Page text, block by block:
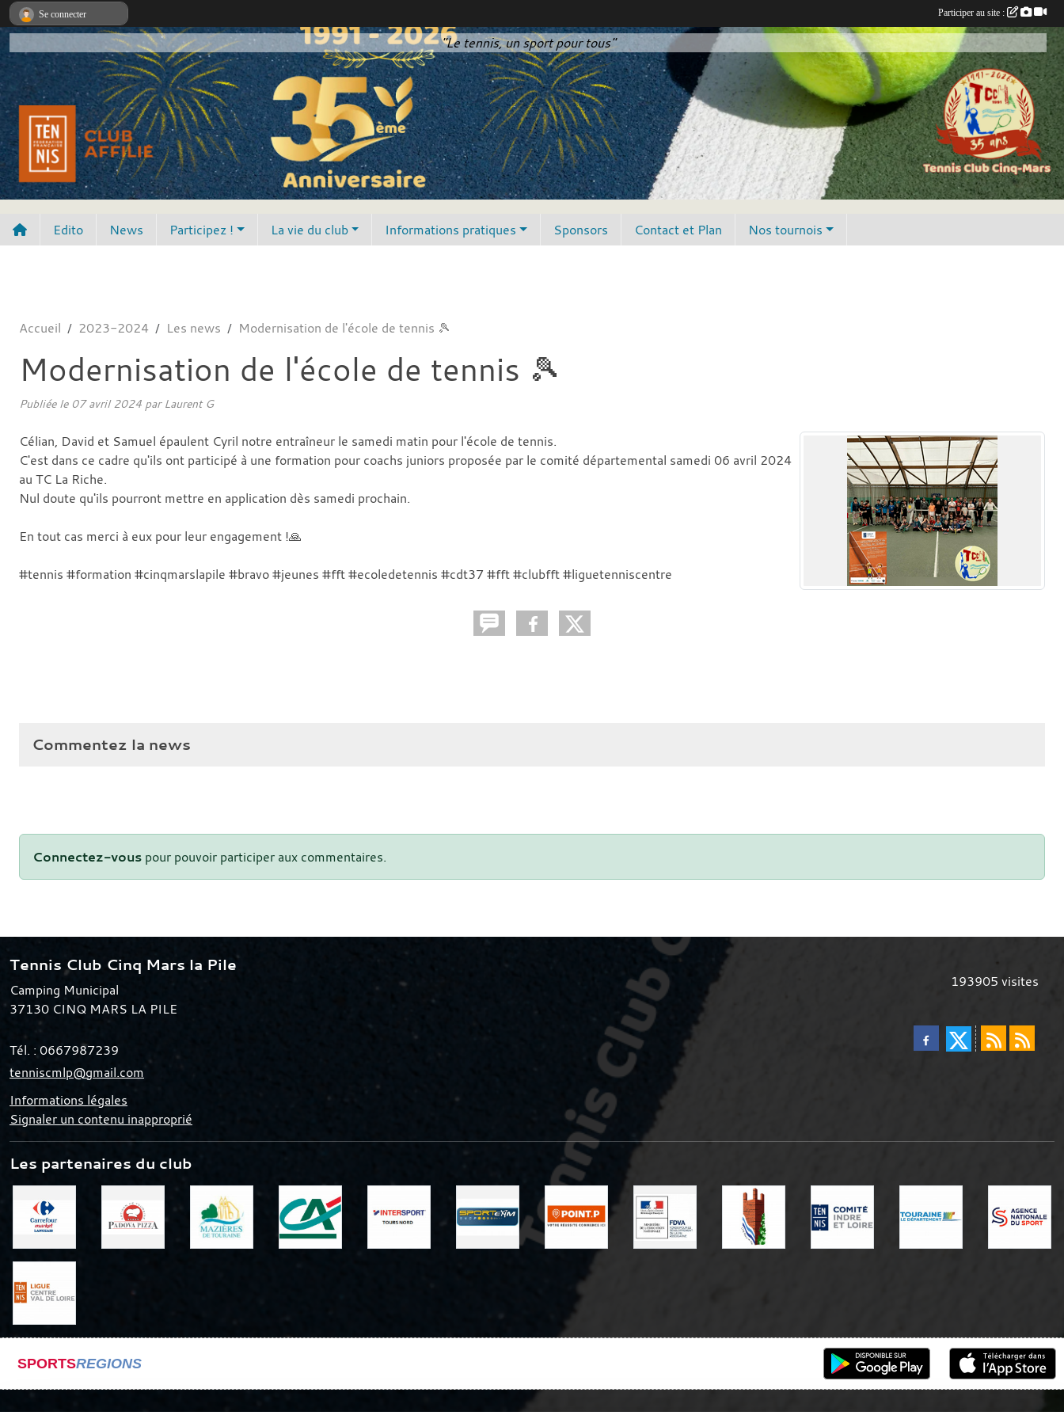
"Le tennis, un sport pour tous"
Edito News Participez ! La vie du club Informations pratiques Sponsors Contact et Plan Nos tournois
Accueil 2023-2024 Les news Modernisation de l'école de tennis 🎾
Modernisation de l'école de tennis 🎾
Publiée le 07 avril 2024 par Laurent G
Célian, David et Samuel épaulent Cyril notre entraîneur le samedi matin pour l'école de tennis.
C'est dans ce cadre qu'ils ont participé à une formation pour coachs juniors proposée par le comité départemental samedi 06 avril 2024
au TC La Riche.
Nul doute qu'ils pourront mettre en application dès samedi prochain.
En tout cas merci à eux pour leur engagement !🙏
#tennis #formation #cinqmarslapile #bravo #jeunes #fft #ecoledetennis #cdt37 #fft #clubfft #liguetenniscentre
Commentez la news
Connectez-vous pour pouvoir participer aux commentaires.
Tennis Club Cinq Mars la Pile
Camping Municipal
37130 CINQ MARS LA PILE
Tél. : 0667987239
tenniscmlp@gmail.com
Informations légales
Signaler un contenu inapproprié
193905 visites
Les partenaires du club
SPORTSREGIONS
Se connecter Participer au site :
Panneau de gestion des cookies